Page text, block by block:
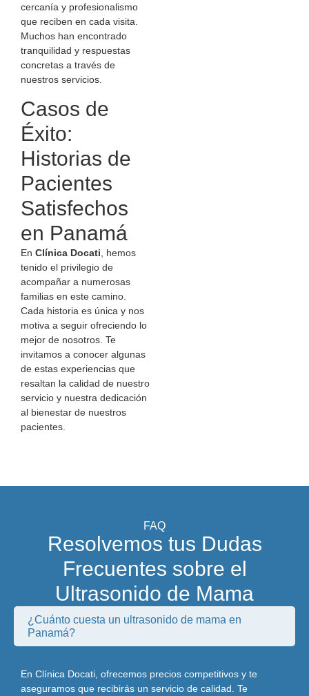
cercanía y profesionalismo
que reciben en cada visita.
Muchos han encontrado
tranquilidad y respuestas
concretas a través de
nuestros servicios.
Casos de
Éxito:
Historias de
Pacientes
Satisfechos
en Panamá
En Clínica Docati, hemos
tenido el privilegio de
acompañar a numerosas
familias en este camino.
Cada historia es única y nos
motiva a seguir ofreciendo lo
mejor de nosotros. Te
invitamos a conocer algunas
de estas experiencias que
resaltan la calidad de nuestro
servicio y nuestra dedicación
al bienestar de nuestros
pacientes.
FAQ
Resolvemos tus Dudas
Frecuentes sobre el
Ultrasonido de Mama
¿Cuánto cuesta un ultrasonido de mama en
Panamá?
En Clínica Docati, ofrecemos precios competitivos y te
aseguramos que recibirás un servicio de calidad. Te